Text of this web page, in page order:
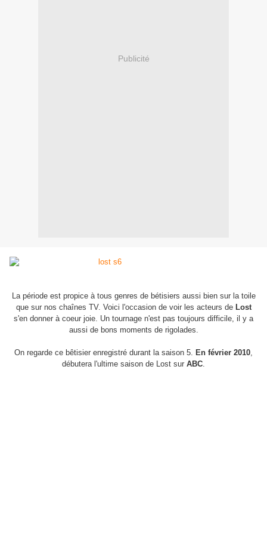
Publicité
La période est propice à tous genres de bétisiers aussi bien sur la toile
que sur nos chaînes TV. Voici l'occasion de voir les acteurs de Lost
s'en donner à coeur joie. Un tournage n'est pas toujours difficile, il y a
aussi de bons moments de rigolades.
On regarde ce bêtisier enregistré durant la saison 5. En février 2010,
débutera l'ultime saison de Lost sur ABC.